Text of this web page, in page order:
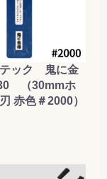
テック 鬼に金
（30mmホ
赤色＃2000）